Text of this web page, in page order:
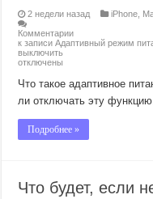
2 недели назад iPhone
Комментарии
к записи Адаптивный режим
выключить
отключены
Что такое адаптивное
ли отключать эту
Подробнее »
Что будет, если